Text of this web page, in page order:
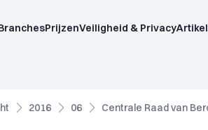
PrijzenVeiligheid & Privacy
2016 06
Centrale Raad van